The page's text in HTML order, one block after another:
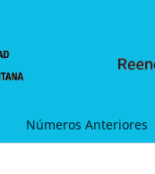
Números Anteriores